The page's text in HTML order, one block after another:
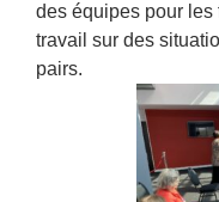
des équipes pour les
travail sur des
pairs.